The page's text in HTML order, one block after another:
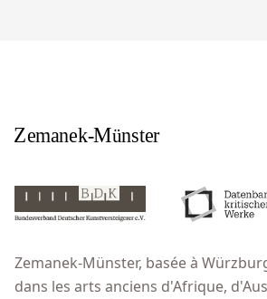
Zemanek-Münster, basée à
dans les arts anciens d'Afrique,